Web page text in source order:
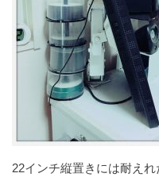
22インチ縦置きには耐え